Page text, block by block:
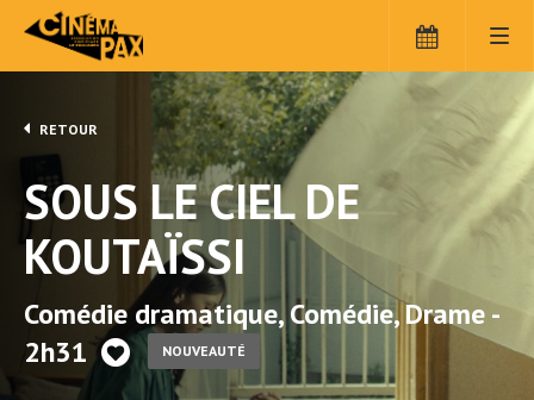
RETOUR
SOUS LE CIEL DE
KOUTAÏSSI
Comédie dramatique, Comédie, Drame -
2h31
NOUVEAUTÉ